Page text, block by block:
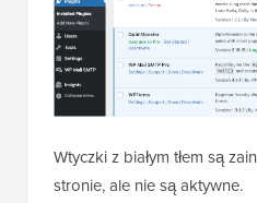
Wtyczki z białym tłem są
stronie, ale nie są aktywne.